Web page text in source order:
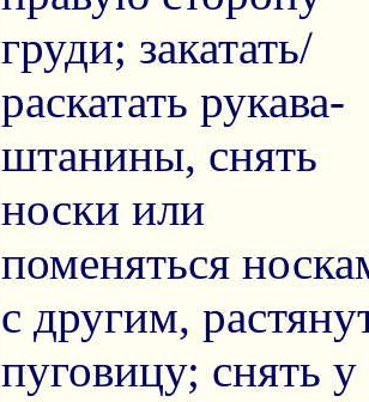
груди; закатать/
раскатать рукава-
штанины, снять
носки или
поменяться
с другим,
пуговицу; снять у